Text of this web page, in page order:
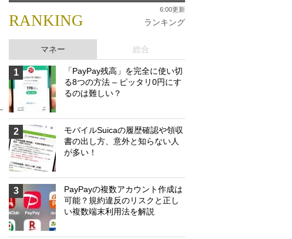
RANKING ランキング
6:00更新
マネー 総合
1
「PayPay残高」を完全に使い切
る8つの方法 – ピッタリ0円にす
るのは難しい？
2
モバイルSuicaの履歴確認や領収
書の出し方、意外と知らない人
が多い！
3
PayPayの複数アカウント作成は
可能？規約違反のリスクと正し
い複数端末利用法を解説